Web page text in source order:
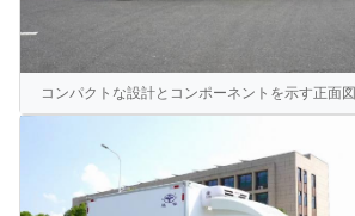
コンパクトな設計とコンポーネントを示す正面図